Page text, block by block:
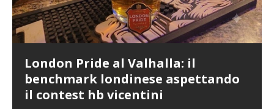
London Pride al Valhalla: il
benchmark londinese aspettando
il contest hb vicentini